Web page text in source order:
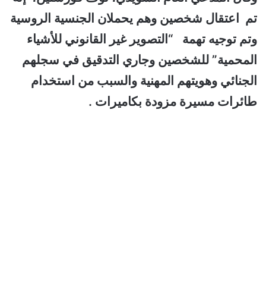
تم اعتقال شخصين وهم يحملان الجنسية الروسية
وتم توجيه تهمة “التصوير غير القانوني للأشياء
المحمية” للشخصين وجاري التدقيق في سجلهم
الجنائي وهويتهم المهنية والسبب من استخدام
طائرات مسيرة مزودة بكاميرات .